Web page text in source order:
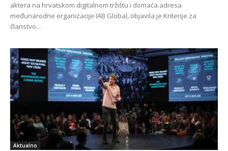
aktera na hrvatskom digitalnom tržištu i domaća adresa
međunarodne organizacije IAB Global, objavila je Kriterije za
članstvo...
Aktualno